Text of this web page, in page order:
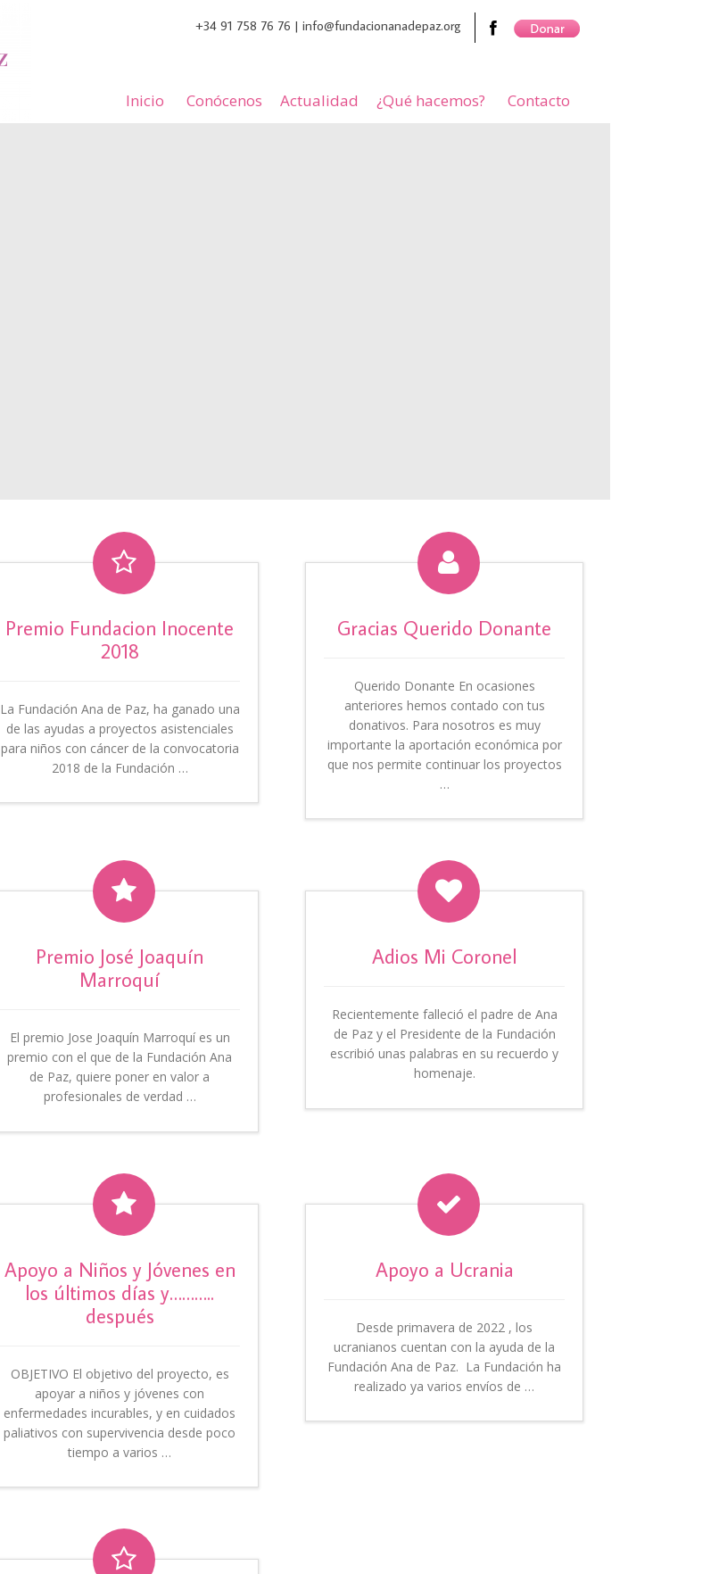
+34 91 758 76 76 | info@fundacionanadepaz.org
Inicio Conócenos Actualidad ¿Qué hacemos? Contacto

Premio Fundacion Inocente
2018
La Fundación Ana de Paz, ha ganado una
de las ayudas a proyectos asistenciales
para niños con cáncer de la convocatoria
2018 de la Fundación …

Gracias Querido Donante
Querido Donante En ocasiones
anteriores hemos contado con tus
donativos. Para nosotros es muy
importante la aportación económica por
que nos permite continuar los proyectos
…

Premio José Joaquín
Marroquí
El premio Jose Joaquín Marroquí es un
premio con el que de la Fundación Ana
de Paz, quiere poner en valor a
profesionales de verdad …

Adios Mi Coronel
Recientemente falleció el padre de Ana
de Paz y el Presidente de la Fundación
escribió unas palabras en su recuerdo y
homenaje.

Apoyo a Niños y Jóvenes en
los últimos días y………..
después
OBJETIVO El objetivo del proyecto, es
apoyar a niños y jóvenes con
enfermedades incurables, y en cuidados
paliativos con supervivencia desde poco
tiempo a varios …

Apoyo a Ucrania
Desde primavera de 2022 , los
ucranianos cuentan con la ayuda de la
Fundación Ana de Paz. La Fundación ha
realizado ya varios envíos de …
